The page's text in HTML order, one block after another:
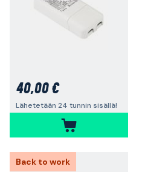
40,00 €
Lähetetään 24 tunnin sisällä!
Back to work